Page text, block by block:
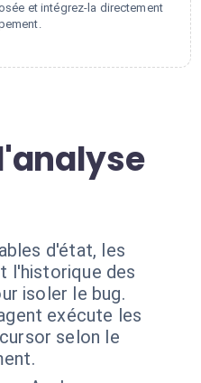
et intégrez-la directement
d'état, les
l'historique des
isoler le bug.
exécute les
selon le